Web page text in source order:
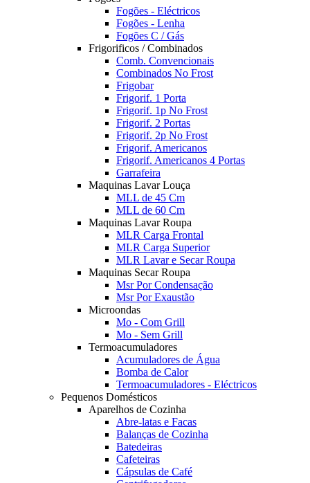
Fogões - Eléctricos
Fogões - Lenha
Fogões C / Gás
Frigorificos / Combinados
Comb. Convencionais
Combinados No Frost
Frigobar
Frigorif. 1 Porta
Frigorif. 1p No Frost
Frigorif. 2 Portas
Frigorif. 2p No Frost
Frigorif. Americanos
Frigorif. Americanos 4 Portas
Garrafeira
Maquinas Lavar Louça
MLL de 45 Cm
MLL de 60 Cm
Maquinas Lavar Roupa
MLR Carga Frontal
MLR Carga Superior
MLR Lavar e Secar Roupa
Maquinas Secar Roupa
Msr Por Condensação
Msr Por Exaustão
Microondas
Mo - Com Grill
Mo - Sem Grill
Termoacumuladores
Acumuladores de Água
Bomba de Calor
Termoacumuladores - Eléctricos
Pequenos Domésticos
Aparelhos de Cozinha
Abre-latas e Facas
Balanças de Cozinha
Batedeiras
Cafeteiras
Cápsulas de Café